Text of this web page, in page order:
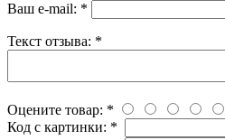
Ваш e-mail: *
Текст отзыва: *
Оцените товар: *
Код с картинки: *